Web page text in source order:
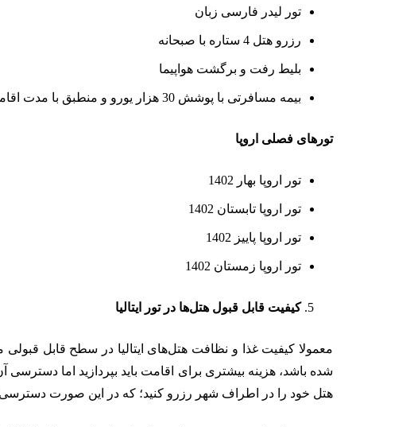
تور لیدر فارسی زبان
رزرو هتل 4 ستاره با صبحانه
بلیط رفت و برگشت هواپیما
بیمه مسافرتی با پوشش 30 هزار یورو و منطبق با مدت اقامت در ایتالیا
تورهای فصلی اروپا
تور اروپا بهار 1402
تور اروپا تابستان 1402
تور اروپا پاییز 1402
تور اروپا زمستان 1402
کیفیت قابل قبول هتل‌ها در تور ایتالیا
معمولا کیفیت غذا و نظافت هتل‌های ایتالیا در سطح قابل
شده باشد، هزینه بیشتری برای اقامت باید بپردازید اما
هتل خود را در اطراف شهر رزرو کنید؛ که در این صورت دسترسی